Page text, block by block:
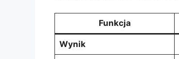
Funkcja
Wynik